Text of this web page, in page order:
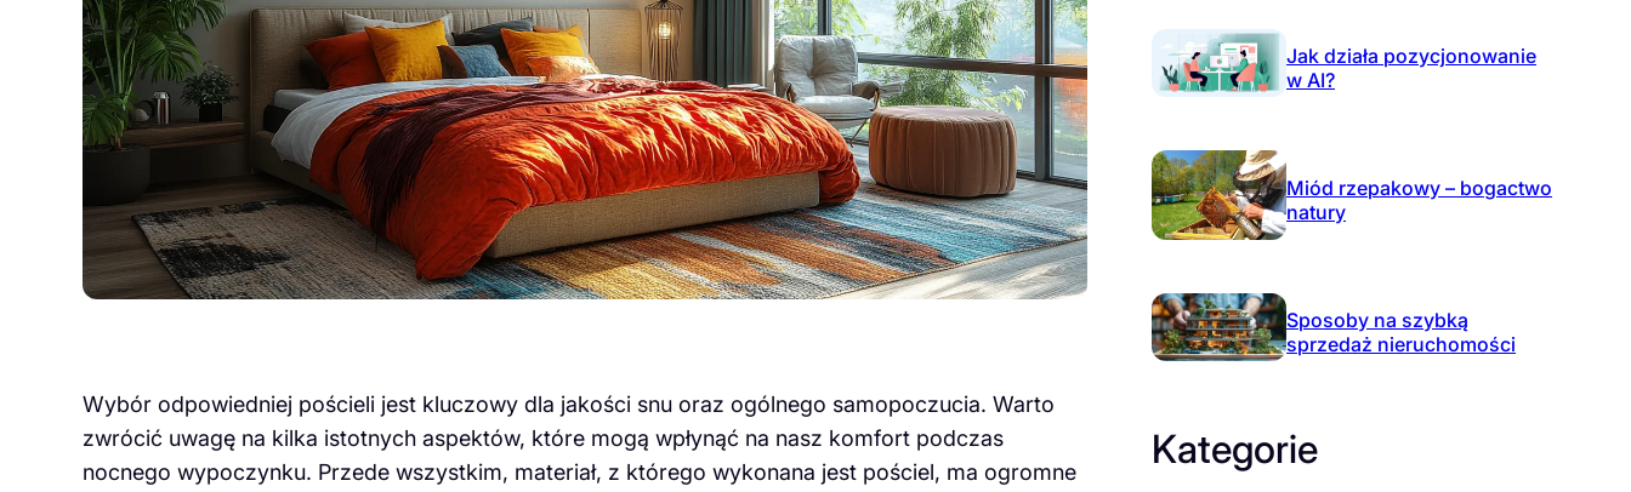
Wybór odpowiedniej pościeli jest kluczowy dla jakości snu oraz ogólnego samopoczucia. Warto
zwrócić uwagę na kilka istotnych aspektów, które mogą wpłynąć na nasz komfort podczas
nocnego wypoczynku. Przede wszystkim, materiał, z którego wykonana jest pościel, ma ogromne
Jak działa pozycjonowanie
w AI?
Miód rzepakowy – bogactwo
natury
Sposoby na szybką
sprzedaż nieruchomości
Kategorie